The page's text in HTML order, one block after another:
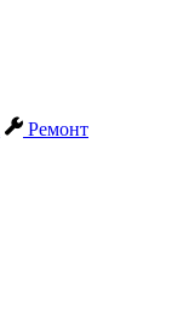
Ремонт